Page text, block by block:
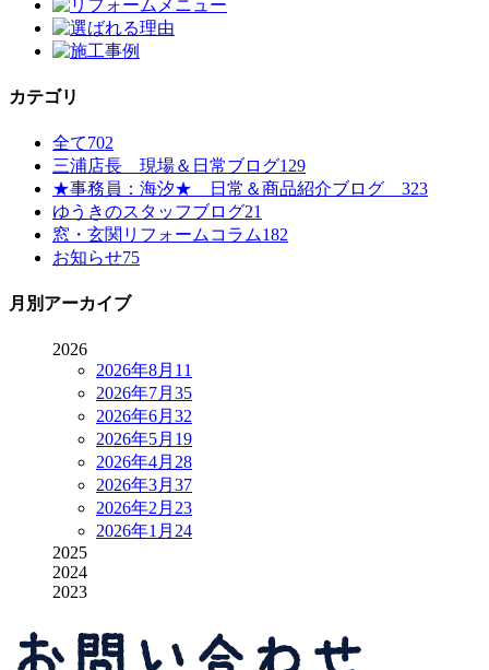
カテゴリ
全て702
三浦店長 現場＆日常ブログ129
★事務員：海汐★ 日常＆商品紹介ブログ 323
ゆうきのスタッフブログ21
窓・玄関リフォームコラム182
お知らせ75
月別アーカイブ
2026
2026年8月 11
2026年7月 35
2026年6月 32
2026年5月 19
2026年4月 28
2026年3月 37
2026年2月 23
2026年1月 24
2025
2024
2023